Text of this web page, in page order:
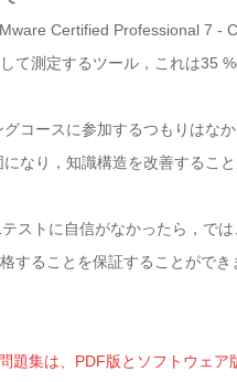
Certified Professional 7 -
て測定するツール，これは35
コースに参加するつもりはな
なり，知識構造を改善するこ
ストに自信がなかったら，で
することを保証することができ
題集は、PDF版とソフトウェア